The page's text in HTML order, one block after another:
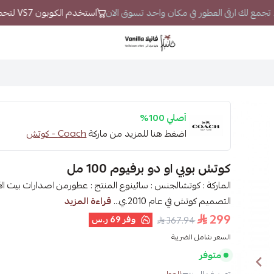
تجمع لك ارقى العطور في مكان واحد تسوق الان استخدم الكوبون VS7 لتحصل على خصم إضافي
فانيلا
أصلي 100%
اضغط هنا للمزيد من ماركةCoach - كوتش
كوتش بوبي او دو برفيوم 100 مل
التصميم كوتش في عام 2010.ي...
قراءة المزيد
299
367.94 وفر69 ر.س
السعر شامل الضريبة
متوفر